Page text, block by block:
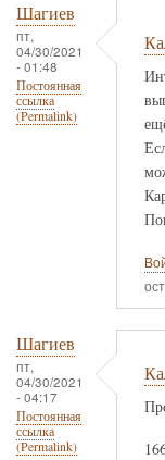
Шагиев
пт,
04/30/2021
- 01:48
Постоянная
ссылка
(Permalink)
Шагиев
пт,
04/30/2021
- 04:17
Постоянная
ссылка
(Permalink)